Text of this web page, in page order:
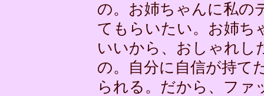
の。お姉ちゃんに私の
てもらいたい。お姉ち
いいから、おしゃれし
の。自分に自信が持て
られる。だから、ファ